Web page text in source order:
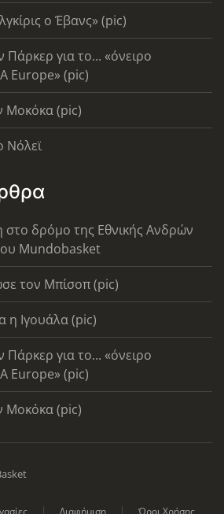
ο Έβανς» (pic)
Πάρκερ για το... «όνειρο
Europe» (pic)
Μοκόκα (pic)
Νόλεϊ
δρόμο της Εθνικής Ανδρών
Mundobasket
τον Μπίσοπ (pic)
η Ιγουάλα (pic)
Πάρκερ για το... «όνειρο
Europe» (pic)
Μοκόκα (pic)
Διαφήμιση Όροι Χρήσης